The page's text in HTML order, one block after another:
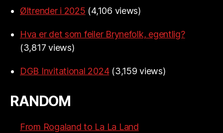
Øltrender i 2025 (4,106 views)
Hva er det som feiler Brynefolk, egentlig?
(3,817 views)
DGB Invitational 2024 (3,159 views)
RANDOM
From Rogaland to La La Land